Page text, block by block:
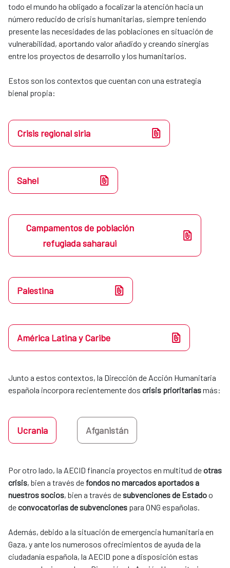
todo el mundo ha obligado a focalizar la atención hacia un
número reducido de crisis humanitarias, siempre teniendo
presente las necesidades de las poblaciones en situación de
vulnerabilidad, aportando valor añadido y creando sinergias
entre los proyectos de desarrollo y los ​humanitarios. ​
​​Estos son los contextos que cuentan con una estrategia
bienal propia:​​​​​​​
Crisis regional siria
Sahel
Campamentos de población
refugiada saharaui
Palestina
América Latina y Caribe
Junto a estos contextos, la Dirección de Acción Humanitaria
española incorpora recientemente dos crisis prioritarias más:
Ucrania Afganistán
Por otro lado, la AECID financia proyectos en multitud de otras
crisis, bien a través de fondos no marcados aportados a
nuestros socios, bien a través de subvenciones de Estado o
de convocatorias de subvenciones para ONG españolas.
​​​​​​​Además, debido a la situación de emergencia humanitaria en
Gaza, y ante los numerosos ofrecimientos de ayuda de la
ciudadanía española, la AECID pone a disposición estas